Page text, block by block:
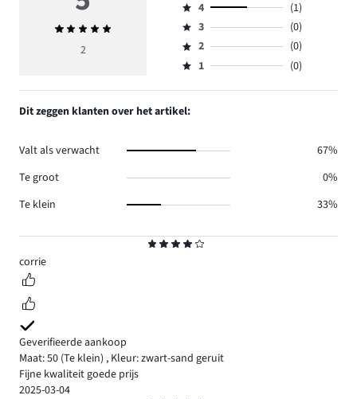
4
corrie
Geverifieerde aankoop
Maat: 50 (Te klein) , Kleur: zwart-sand geruit
Fijne kwaliteit goede prijs
2025-03-04
Gemiddelde
beoordeling
2
5,
aantal
reviews
1.
Beoordeling
4,
aantal
reviews
4
(1)
Beoordeling
3,
aantal
3
(0)
Beoordeling
2,
0.
2
(0)
Beoordeling
1,
aantal
reviews
1 (0)
Dit zeggen klanten over het artikel:
Valt als verwacht
67%
Te groot
0%
Te klein
33%